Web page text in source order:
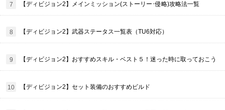
【ディビジョン2】メインミッション(ストーリー･侵略)攻略法一覧
【ディビジョン2】武器ステータス一覧表（TU6対応）
【ディビジョン2】おすすめスキル・ベスト５！迷った時に取っておこう
【ディビジョン2】セット装備のおすすめビルド